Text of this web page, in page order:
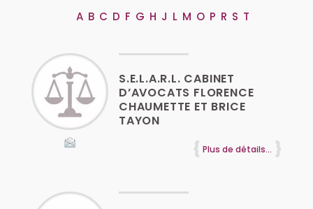
A B C D F G H J L M O P R S T
S.E.L.A.R.L. CABINET
D’AVOCATS FLORENCE
CHAUMETTE ET BRICE
TAYON
Plus de détails...